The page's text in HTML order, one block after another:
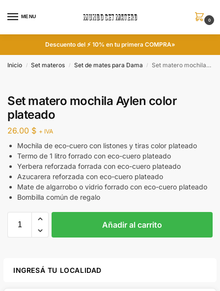
MENU
0
Descuento del ⚡ 10% en tu primera COMPRA»
Inicio / Set materos / Set de mates para Dama / Set matero mochila Aylen color plateado
Set matero mochila Aylen color
plateado
26.00 $ + IVA
Mochila de eco-cuero con listones y tiras color plateado
Termo de 1 litro forrado con eco-cuero plateado
Yerbera reforzada forrada con eco-cuero plateado
Azucarera reforzada con eco-cuero plateado
Mate de algarrobo o vidrio forrado con eco-cuero plateado
Bombilla común de regalo
Añadir al carrito
INGRESÁ TU LOCALIDAD